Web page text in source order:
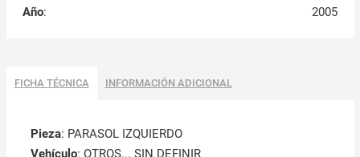
Año: 2005
FICHA TÉCNICA INFORMACIÓN ADICIONAL
Pieza: PARASOL IZQUIERDO
Vehículo: OTROS... SIN DEFINIR